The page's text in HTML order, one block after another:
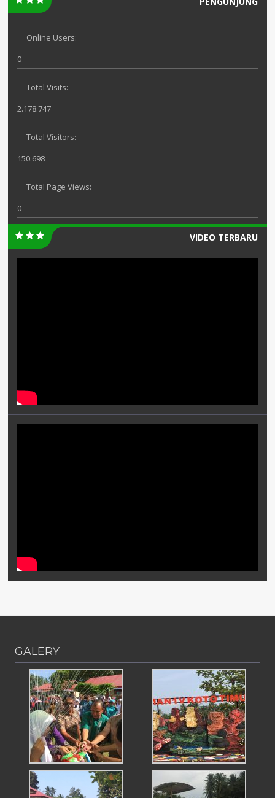
Online Users:
0
Total Visits:
2.178.747
Total Visitors:
150.698
Total Page Views:
0
VIDEO TERBARU
GALERY